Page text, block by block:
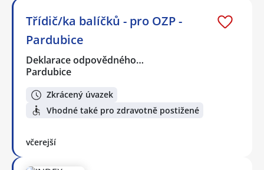
Třídič/ka balíčků - pro OZP -
Pardubice
Deklarace odpovědného…
Pardubice
Zkrácený úvazek
Vhodné také pro zdravotně postižené
včerejší